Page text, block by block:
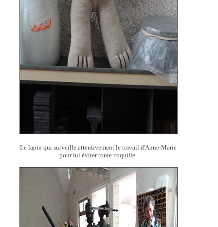
Le lapin qui surveille attentivement le travail d'Anne-Marie
pour lui éviter toute coquille.